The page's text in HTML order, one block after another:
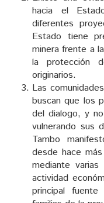
hacia el
diferentes
Estado tiene
minera frente a
la protección
originarios.
Las
buscan que los
del dialogo, y
vulnerando sus
Tambo
desde hace
mediante
actividad
principal